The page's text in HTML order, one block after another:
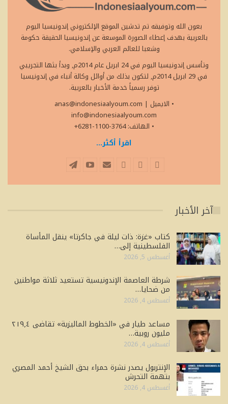
بعون الله وتوفيقه تم تدشين الموقع الإلكتروني إندونيسيا اليوم
بالعربية بهدف إعطاء الصورة الموسعة عن إندونيسيا الحقيقة حكومة
وشعبا للعالم العربي والإسلامي.
وتأسس إندونيسيا اليوم في 24 ابريل عام 2014م, وبدأ بثها التجريبي
في 29 ابريل 2014م, لتكون بذلك من أوائل وكالة أنباء في إندونيسيا
توفر رسمياً خدمة الأخبار بالعربية.
• الايميل
anas@indonesiaalyoum.com |
info@indonesiaalyoum.com
• الهاتف: 3764-1100-6281+
اقرأ أكثر...
آخر الأخبار
كتاب «غزة: ذات ليلة في جاكرتا» ينقل المأساة
الفلسطينية إلى…
أغسطس 5, 2026
شرطة العاصمة الإندونيسية تستعيد ثلاثة مواطنين
من ضحايا…
أغسطس 4, 2026
مساعد طيار في «الخطوط الماليزية» تقاضى ٢١٩٫٤
مليون روبية…
أغسطس 4, 2026
الإنتربول يصدر نشرة حمراء بحق الشيخ أحمد المصري
بتهمة التحرش
أغسطس 4, 2026